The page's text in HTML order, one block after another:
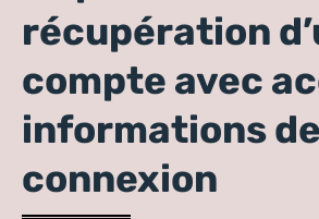
récupération
compte avec
informations de
connexion